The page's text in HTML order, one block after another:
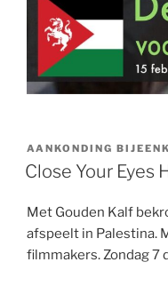
AANKONDING
Close Your Eyes
Met Gouden Kalf
afspeelt in Palestina.
filmmakers. Zondag 7